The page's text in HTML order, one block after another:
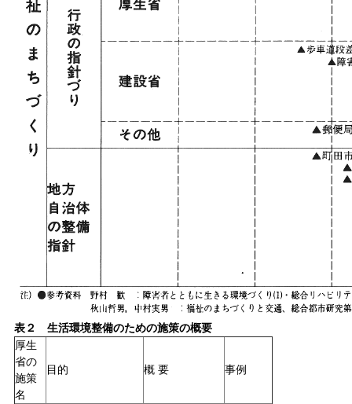
表２ 生活環境整備のための施策の概要
厚生
省の
施策
名
目的 概 要 事例